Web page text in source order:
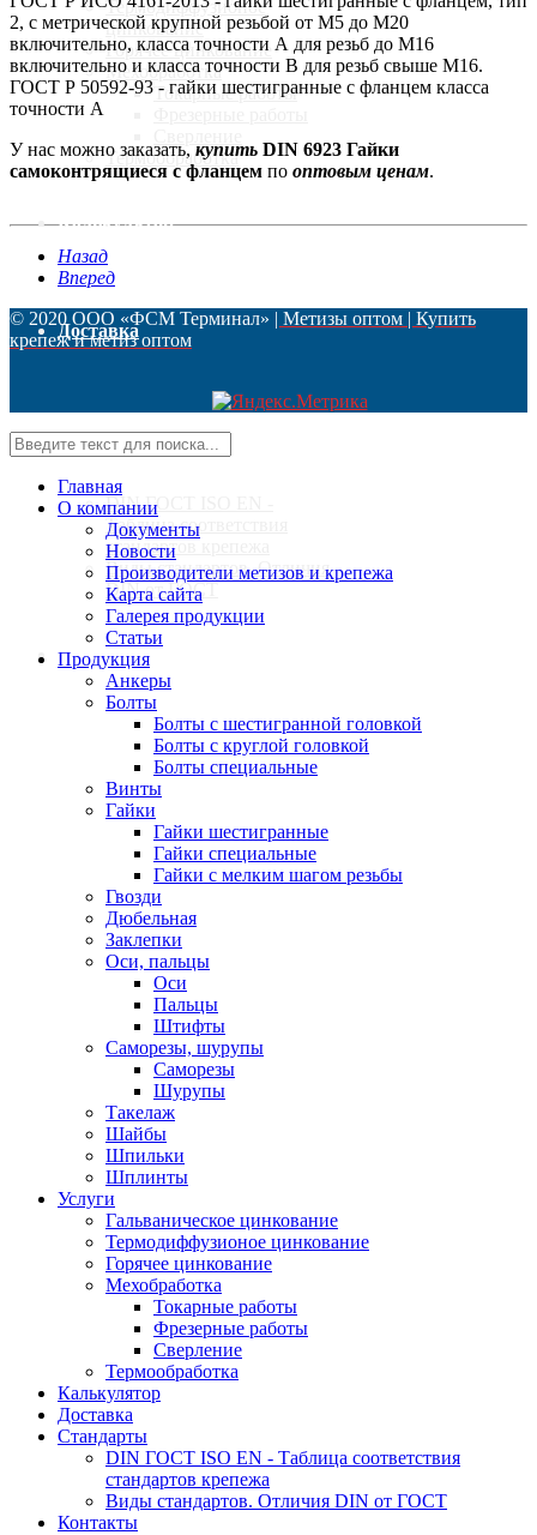
Термодиффузионое
цинкование
Горячее цинкование
Мехобработка
Токарные работы
Термообработка
Калькулятор
Доставка
Стандарты
DIN ГОСТ ISO EN -
Таблица соответствия
стандартов крепежа
Виды стандартов. Отличия
DIN от ГОСТ
Контакты
2, с метрической крупной резьбой от М5 до М20
включительно, класса точности А для резьб до М16
включительно и класса точности В для резьб свыше М16.
ГОСТ Р 50592-93 - гайки шестигранные с фланцем класса
точности А
У нас можно заказать, купить DIN 6923 Гайки
самоконтрящиеся с фланцем по оптовым ценам.
Назад
Вперед
© 2020 ООО «ФСМ Терминал» | Метизы оптом | Купить
крепеж и метиз оптом
Главная
О компании
Документы
Новости
Производители метизов и крепежа
Карта сайта
Галерея продукции
Статьи
Продукция
Анкеры
Болты
Болты с шестигранной головкой
Болты с круглой головкой
Болты специальные
Винты
Гайки
Гайки шестигранные
Гайки специальные
Гайки с мелким шагом резьбы
Гвозди
Дюбельная
Заклепки
Оси, пальцы
Оси
Пальцы
Штифты
Саморезы, шурупы
Саморезы
Шурупы
Такелаж
Шайбы
Шпильки
Шплинты
Услуги
Гальваническое цинкование
Термодиффузионое цинкование
Горячее цинкование
Мехобработка
Токарные работы
Фрезерные работы
Сверление
Термообработка
Калькулятор
Доставка
Стандарты
DIN ГОСТ ISO EN - Таблица соответствия
стандартов крепежа
Виды стандартов. Отличия DIN от ГОСТ
Контакты